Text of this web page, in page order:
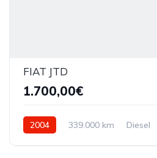
FIAT JTD
1.700,00€
2004 339.000 km Diesel